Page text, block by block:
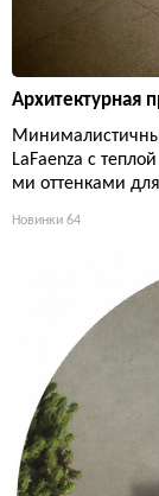
Архитектурная
LaFaenza с
ми оттенками
Новинки 64